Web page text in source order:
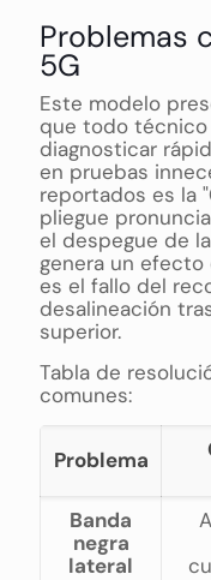
Problemas
5G
Este modelo
que todo
diagnosticar
en pruebas
reportados es la
pliegue
el despegue de
genera un
es el fallo del
desalineación
superior.
Tabla de
comunes:
Problema
Banda
negra
lateral